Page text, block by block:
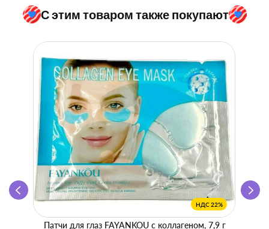
С этим товаром также покупают
НДС 22%
Патчи для глаз FAYANKOU с коллагеном, 7,9 г